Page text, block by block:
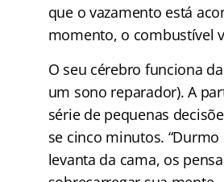
que o vazamento está
momento, o combustível
O seu cérebro funciona
um sono reparador). A
série de pequenas
se cinco minutos.
levanta da cama, os